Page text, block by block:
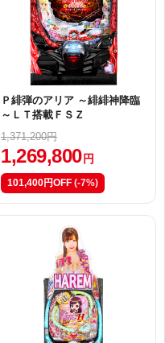
Ｐ緋弾のアリア ～緋緋神降臨
～ＬＴ搭載ＦＳＺ
1,371,200円
1,269,800 円
101,400円OFF (-7%)